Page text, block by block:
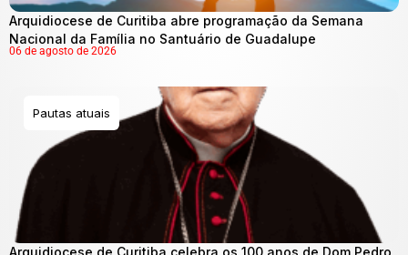
Arquidiocese de Curitiba abre programação da Semana
Nacional da Família no Santuário de Guadalupe
06 de agosto de 2026
Pautas atuais